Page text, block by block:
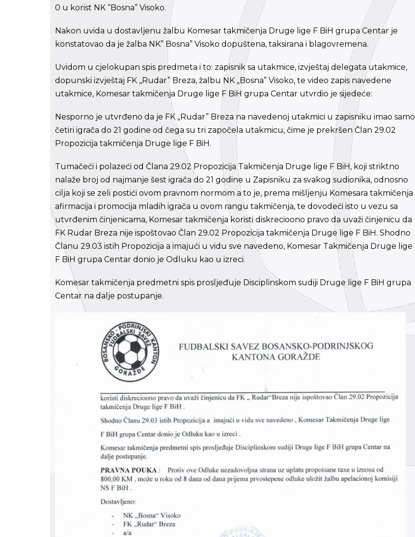
0 u korist NK “Bosna” Visoko.
Nakon uvida u dostavljenu žalbu Komesar takmičenja Druge lige F BiH grupa Centar je
konstatovao da je žalba NK” Bosna” Visoko dopuštena, taksirana i blagovremena.
Uvidom u cjelokupan spis predmeta i to: zapisnik sa utakmice, izvještaj delegata utakmice,
dopunski izvještaj FK ,,Rudar” Breza, žalbu NK „Bosna” Visoko, te video zapis navedene
utakmice, Komesar takmičenja Druge lige F BiH grupa Centar utvrdio je sijedeće:
Nesporno je utvrđeno da je FK „Rudar” Breza na navedenoj utakmici u zapisniku imao samo
četiri igrača do 21 godine od čega su tri započela utakmicu, čime je prekršen Član 29.02
Propozicija takmičenja Druge lige F BiH.
Tumačeći i polazeći od Člana 29.02 Propozicija Takmičenja Druge lige F BiH, koji striktno
nalaže broj od najmanje šest igrača do 21 godine u Zapisniku za svakog sudionika, odnosno
cilja koji se zeli postići ovom pravnom normom a to je, prema mišljenju Komesara takmičenja
afirmacija i promocija mladih igrača u ovom rangu takmičenja, te dovodeći isto u vezu sa
utvrđenim činjenicama, Komesar takmičenja koristi diskrecioono pravo da uvaži činjenicu da
FK Rudar Breza nije ispoštovao Član 29.02 Propozicija takmičenja Druge lige F BiH. Shodno
Članu 29.03 istih Propozicija a imajući u vidu sve navedeno, Komesar Takmičenja Druge lige
F BiH grupa Centar donio je Odluku kao u izreci.
Komesar takmičenja predmetni spis prosljeđuje Disciplinskom sudiji Druge lige F BiH grupa
Centar na dalje postupanje.